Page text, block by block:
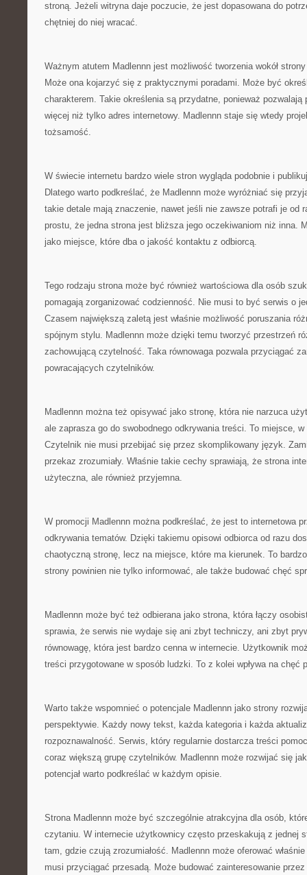
stroną. Jeżeli witryna daje poczucie, że jest dopasowana do
chętniej do niej wracać.
Ważnym atutem Madlennn jest możliwość tworzenia wokół
Może ona kojarzyć się z praktycznymi poradami. Może być
charakterem. Takie określenia są przydatne, ponieważ
więcej niż tylko adres internetowy. Madlennn staje się wtedy
tożsamość.
W świecie internetu bardzo wiele stron wygląda podobnie i
Dlatego warto podkreślać, że Madlennn może wyróżniać się
takie detale mają znaczenie, nawet jeśli nie zawsze potrafi je od
prostu, że jedna strona jest bliższa jego oczekiwaniom niż inna.
jako miejsce, które dba o jakość kontaktu z odbiorcą.
Tego rodzaju strona może być również wartościowa dla osób
pomagają zorganizować codzienność. Nie musi to być serwis o
Czasem największą zaletą jest właśnie możliwość poruszania
spójnym stylu. Madlennn może dzięki temu tworzyć przestrzeń
zachowującą czytelność. Taka równowaga pozwala przyciągać
powracających czytelników.
Madlennn można też opisywać jako stronę, która nie narzuca
ale zaprasza go do swobodnego odkrywania treści. To miejsce,
Czytelnik nie musi przebijać się przez skomplikowany język.
przekaz zrozumiały. Właśnie takie cechy sprawiają, że strona
użyteczna, ale również przyjemna.
W promocji Madlennn można podkreślać, że jest to internetowa
odkrywania tematów. Dzięki takiemu opisowi odbiorca od razu
chaotyczną stronę, lecz na miejsce, które ma kierunek. To
strony powinien nie tylko informować, ale także budować chęć
Madlennn może być też odbierana jako strona, która łączy
sprawia, że serwis nie wydaje się ani zbyt techniczy, ani zbyt
równowagę, która jest bardzo cenna w internecie. Użytkownik
treści przygotowane w sposób ludzki. To z kolei wpływa na chęć
Warto także wspomnieć o potencjale Madlennn jako strony
perspektywie. Każdy nowy tekst, każda kategoria i każda
rozpoznawalność. Serwis, który regularnie dostarcza treści
coraz większą grupę czytelników. Madlennn może rozwijać się
potencjał warto podkreślać w każdym opisie.
Strona Madlennn może być szczególnie atrakcyjna dla osób,
czytaniu. W internecie użytkownicy często przeskakują z jednej
tam, gdzie czują zrozumiałość. Madlennn może oferować
musi przyciągać przesadą. Może budować zainteresowanie